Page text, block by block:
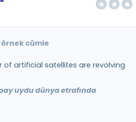
cümle
of artificial satellites are revolving
uydu dünya etrafında